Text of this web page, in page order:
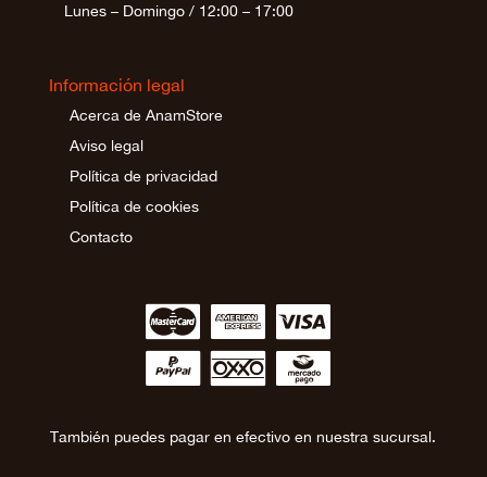
Lunes – Domingo / 12:00 – 17:00
Información legal
Acerca de AnamStore
Aviso legal
Política de privacidad
Política de cookies
Contacto
∹ ∵ ≂
∾ ∼ ∻
También puedes pagar en efectivo en nuestra sucursal.